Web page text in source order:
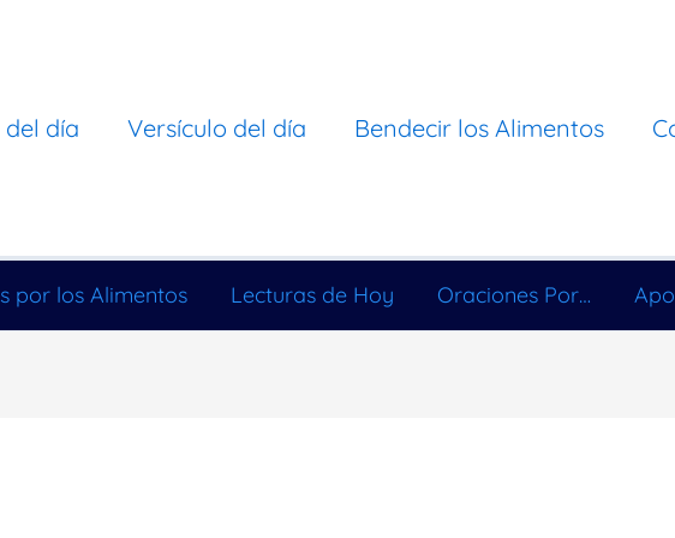
día Versículo del día Bendecir los Alimentos
por los Alimentos Lecturas de Hoy Oraciones Por…